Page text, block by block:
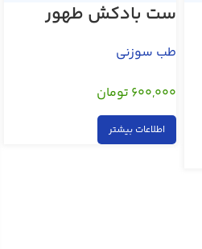
ست بادکش طهور
طب سوزنی
۶۰۰,۰۰۰ تومان
اطلاعات بیشتر